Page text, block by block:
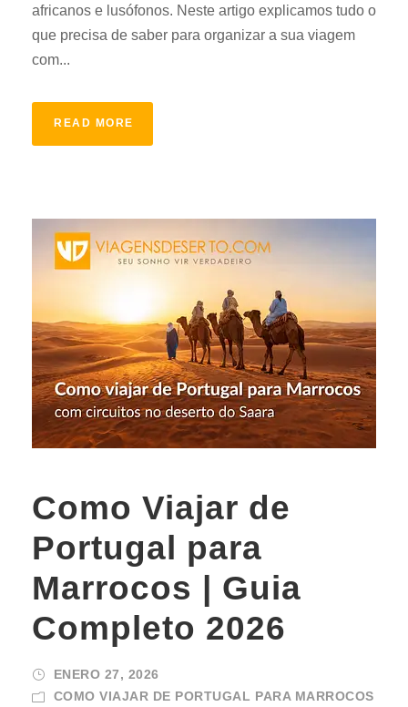
africanos e lusófonos. Neste artigo explicamos tudo o
que precisa de saber para organizar a sua viagem
com...
READ MORE
Como Viajar de
Portugal para
Marrocos | Guia
Completo 2026
ENERO 27, 2026
COMO VIAJAR DE PORTUGAL PARA MARROCOS